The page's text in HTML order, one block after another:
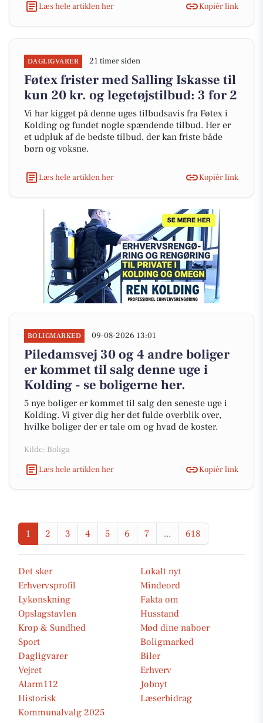
Læs hele artiklen her Kopiér link
DAGLIGVARER 21 timer siden
Føtex frister med Salling Iskasse til
kun 20 kr. og legetøjstilbud: 3 for 2
Vi har kigget på denne uges tilbudsavis fra Føtex i
Kolding og fundet nogle spændende tilbud. Her er
et udpluk af de bedste tilbud, der kan friste både
børn og voksne.
Læs hele artiklen her Kopiér link
BOLIGMARKED 09-08-2026 13:01
Piledamsvej 30 og 4 andre boliger
er kommet til salg denne uge i
Kolding - se boligerne her.
5 nye boliger er kommet til salg den seneste uge i
Kolding. Vi giver dig her det fulde overblik over,
hvilke boliger der er tale om og hvad de koster.
Kilde: Boliga
Læs hele artiklen her
Kopiér link
1 2 3 4 5 6 7 ... 618
Det sker
Lokalt nyt
Erhvervsprofil
Mindeord
Lykønskning
Fakta om
Opslagstavlen
Husstand
Krop & Sundhed
Mød dine naboer
Sport
Boligmarked
Dagligvarer
Biler
Vejret
Erhverv
Alarm112
Jobnyt
Historisk
Læserbidrag
Kommunalvalg 2025